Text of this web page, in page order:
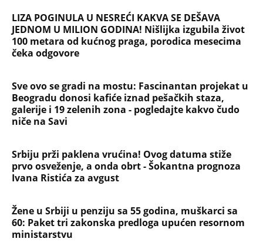
LIZA POGINULA U NESREĆI KAKVA SE DEŠAVA
JEDNOM U MILION GODINA! Nišlijka izgubila život
100 metara od kućnog praga, porodica mesecima
čeka odgovore
Sve ovo se gradi na mostu: Fascinantan projekat u
Beogradu donosi kafiće iznad pešačkih staza,
galerije i 19 zelenih zona - pogledajte kakvo čudo
niče na Savi
Srbiju prži paklena vrućina! Ovog datuma stiže
prvo osveženje, a onda obrt - Šokantna prognoza
Ivana Ristića za avgust
Žene u Srbiji u penziju sa 55 godina, muškarci sa
60: Paket tri zakonska predloga upućen resornom
ministarstvu